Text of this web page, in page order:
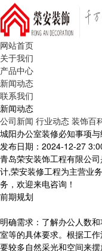
网站首页
关于我们
产品中心
新闻动态
联系我们
新闻动态
公司新闻 行业动态 装饰百
城阳办公室装修必知事项
发布日期：2024-12-27
青岛荣安装饰工程有限公
计,荣安装修工程为主营业
务，欢迎来电咨询！
前期规划
明确需求：了解办公人数
室等的具体要求。根据工
要较多自然采光和空间来摆